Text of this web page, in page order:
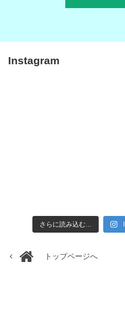
Instagram
さらに読み込む...
トップページへ